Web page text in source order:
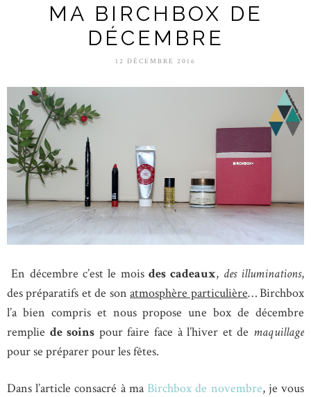
MA BIRCHBOX DE
DÉCEMBRE
12 DÉCEMBRE 2016
En décembre c’est le moisdes cadeaux, des illuminations,
des préparatifs et de sonatmosphère particulière… Birchbox
l’a bien compris et nous propose une box de décembre
remplie de soins pour faire face à l’hiver et de maquillage
pour se préparer pour les fêtes.
Dans l’article consacré à ma Birchbox de novembre, je vous